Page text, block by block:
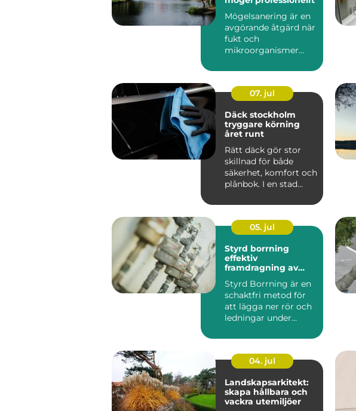
Mögelsanering är en
avgörande åtgärd när
fukt och
mikroorganismer
07. jul
Däck stockholm
tryggare körning
året runt
Rätt däck gör stor
skillnad för både
säkerhet, komfort och
plånbok. I en stad
tvä...
05. jul
Styrd borrning
effektiv
framdragning av
schakt
Styrd Borrning är en
schaktfri metod för
att lägga ner rör och
ledningar under
grä...
04. jul
Landskapsarkitekt:
skapa hållbara och
vackra utemiljöer